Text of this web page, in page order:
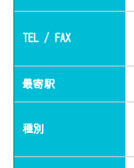
TEL / FAX
最寄駅
種別